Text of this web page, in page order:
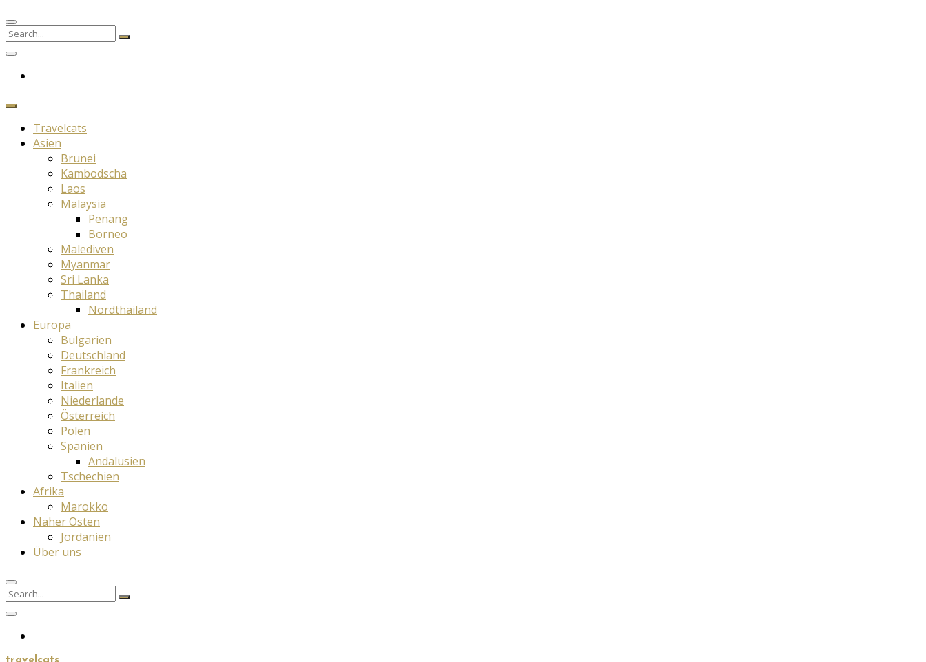
Search
Search
Travelcats
Asien
Brunei
Kambodscha
Laos
Malaysia
Penang
Borneo
Malediven
Myanmar
Sri Lanka
Thailand
Nordthailand
Europa
Bulgarien
Deutschland
Frankreich
Italien
Niederlande
Österreich
Polen
Spanien
Andalusien
Tschechien
Afrika
Marokko
Naher Osten
Jordanien
Über uns
Search
Search